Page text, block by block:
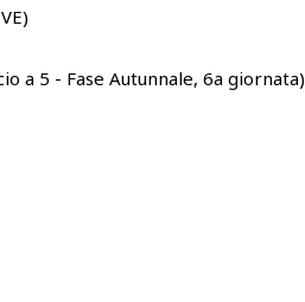
a 5 - Fase Autunnale, 6a giornata)